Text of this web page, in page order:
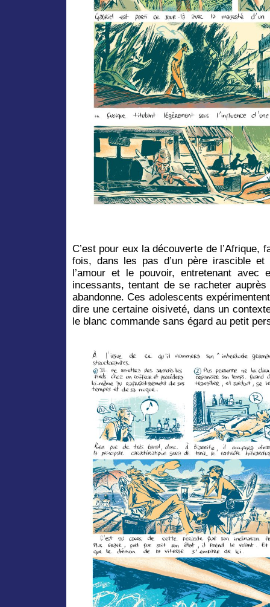
C’est pour eux la découverte de l’Afrique,
fois, dans les pas d’un père irascible et
l’amour et le pouvoir, entretenant avec
incessants, tentant de se racheter auprès
abandonne. Ces adolescents
dire une certaine oisiveté, dans un
le blanc commande sans égard au petit